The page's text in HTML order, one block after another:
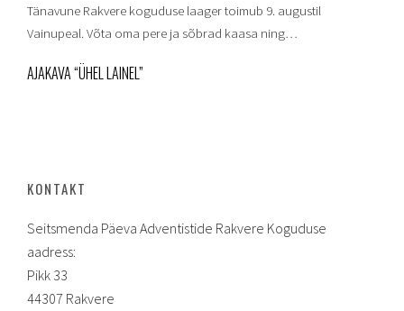
Tänavune Rakvere koguduse laager toimub 9. augustil
Vainupeal. Võta oma pere ja sõbrad kaasa ning…
AJAKAVA “ÜHEL LAINEL”
KONTAKT
Seitsmenda Päeva Adventistide Rakvere Koguduse
aadress:
Pikk 33
44307 Rakvere